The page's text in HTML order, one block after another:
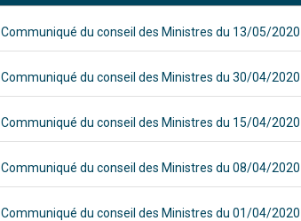
Communiqué du conseil des Ministres du 13/05/2020
Communiqué du conseil des Ministres du 30/04/2020
Communiqué du conseil des Ministres du 15/04/2020
Communiqué du conseil des Ministres du 08/04/2020
Communiqué du conseil des Ministres du 01/04/2020